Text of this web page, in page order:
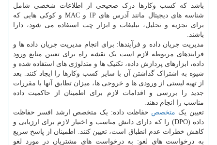
باشد که کسب وکارها درک صحیحی از اطلاعات شخصی شامل
شناسه های دیجیتال مانند آدرس های IP و MAC و کوکی هایی که
برای تجزیه و تحلیل، تبلیغات و ابزار چت استفاده می شود، دارا
باشند.
مدیریت جریان داده و فرآیندها: برای انجام مدیریت جریان داده ها و
فرایندهای مربوطه لازم است یک نقشه راه برای تعیین منابع ورود
داده، ابزارهای پردازش داده، تکنیک ها و متدلوژی های استفاده شده و
شیوه به اشتراک گذاشتن آن با سایر کسب وکارها را ایجاد کنند. بعد
از تهیه لیستی از ورودی ها و خروجی ها، میزان تطابق آنها با مقررات
جدید را بررسی و اقدامات لازم برای اطمینان از حاکمیت داده
مناسب را انجام دهند.
تعیین یک متخصص حفاظت داده: یک متخصص ارشد افسر حفاظت
داده (DPO) را که دارای دانش مناسب و اختیار لازم برای ارزیابی و
کاهش خطرات عدم انطباق است، تعیین کنند. اطمینان از پاسخ سریع
به درخواست های لغو: به درخواست های مشتریان در مورد لغو